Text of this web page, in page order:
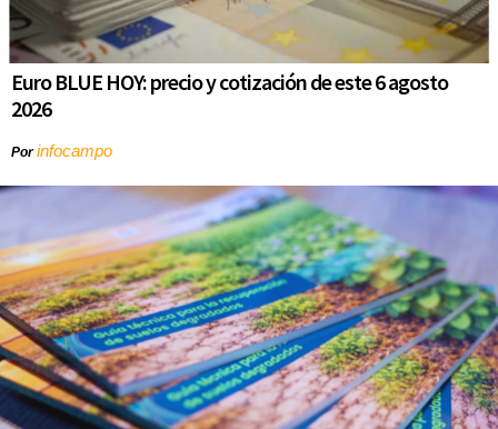
Euro BLUE HOY: precio y cotización de este 6 agosto
2026
Porinfocampo